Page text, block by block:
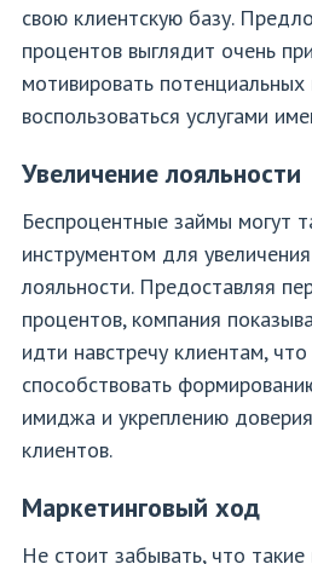
свою клиентскую базу.
процентов выглядит очень
мотивировать потенциальных
воспользоваться услугами
Увеличение лояльности
Беспроцентные займы могут
инструментом для
лояльности. Предоставляя
процентов, компания
идти навстречу клиентам,
способствовать
имиджа и укреплению
клиентов.
Маркетинговый ход
Не стоит забывать, что